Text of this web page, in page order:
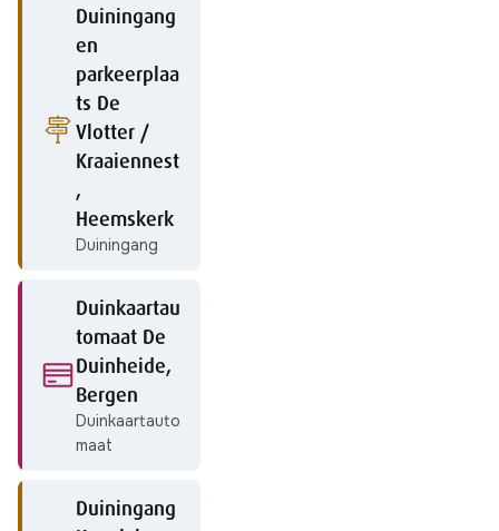
Duiningang
en
parkeerplaa
ts De
Vlotter /
Kraaiennest
,
Heemskerk
Duiningang
Duinkaartau
tomaat De
Duinheide,
Bergen
Duinkaartauto
maat
Duiningang